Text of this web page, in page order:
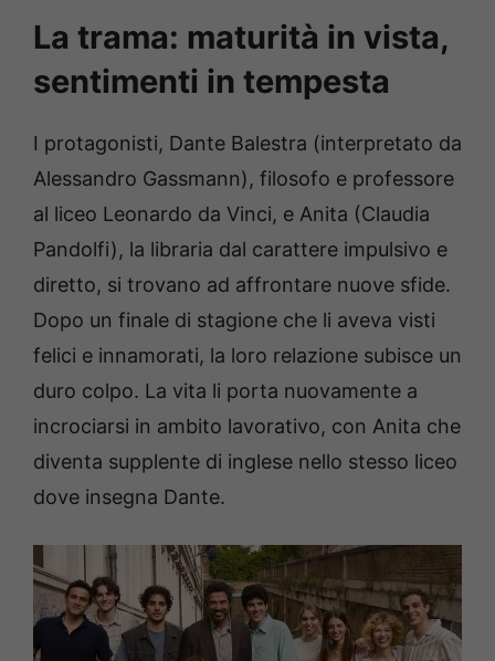
La trama: maturità in vista,
sentimenti in tempesta
I protagonisti, Dante Balestra (interpretato da
Alessandro Gassmann), filosofo e professore
al liceo Leonardo da Vinci, e Anita (Claudia
Pandolfi), la libraria dal carattere impulsivo e
diretto, si trovano ad affrontare nuove sfide.
Dopo un finale di stagione che li aveva visti
felici e innamorati, la loro relazione subisce un
duro colpo. La vita li porta nuovamente a
incrociarsi in ambito lavorativo, con Anita che
diventa supplente di inglese nello stesso liceo
dove insegna Dante.